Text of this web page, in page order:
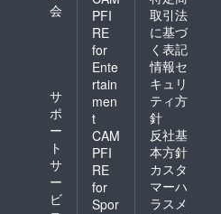
会
サ
ポ
ー
ト
サ
ー
ビ
PFI
RE
for
Ente
rtain
men
t
CAM
PFI
RE
for
Spor
取引法
に基づ
く表記
情報セ
キュリ
ティ方
針
反社基
本方針
カスタ
マーハ
ラスメ